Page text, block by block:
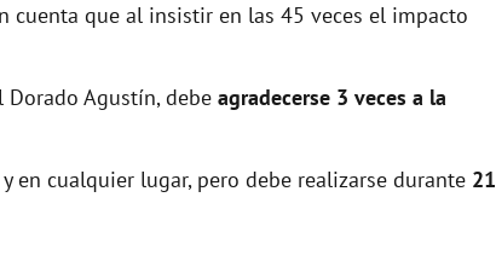
cuenta que al insistir en las 45 veces el impacto
Agustín, debe agradecerse 3 veces a la
en cualquier lugar, pero debe realizarse durante 21